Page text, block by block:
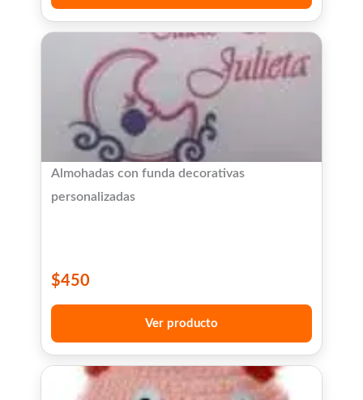
Almohadas con funda decorativas
personalizadas
$450
Ver producto